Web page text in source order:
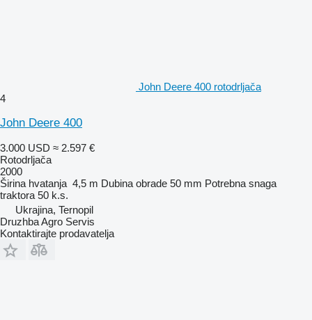
John Deere 400 rotodrljača
4
John Deere 400
3.000 USD ≈ 2.597 €
Rotodrljača
2000
Širina hvatanja 4,5 m Dubina obrade 50 mm Potrebna snaga
traktora 50 k.s.
Ukrajina, Ternopil
Druzhba Agro Servis
Kontaktirajte prodavatelja